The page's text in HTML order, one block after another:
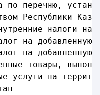
налоги на